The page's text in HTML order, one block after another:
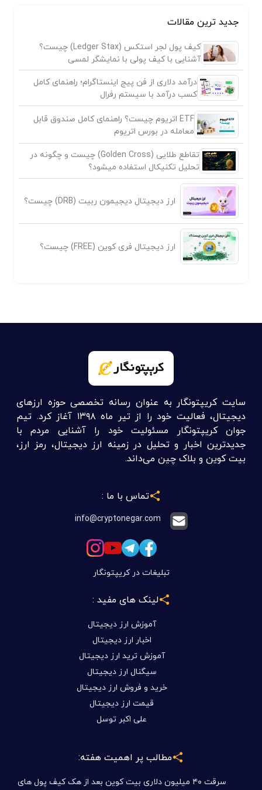
جدید ترین مقالات
کیف پول لجر استکس (Ledger Stax) چیست؟
آشنایی با کیف پولی با نمایشگر لمسی
درآمد دلاری از فن پیج اینستاگرام؛ راهنمای کامل
کسب درآمد با سیستم رفرال
ETF اتریوم چیست؟ راهنمای کامل صندوق قابل
معامله در بورس اتریوم
تقاطع طلایی (Golden Cross) چیست و چگونه در
تحلیل تکنیکال استفاده میشود؟
ارز دیجیتال دیجیمون ربیت (DRB) چیست؟
ارز دیجیتال فری کوین (FREE) چیست؟
سایت کریپتونگار به عنوان رسانه تخصصی حوزه ارزهای
دیجیتال، فعالیت خود را از تیر ماه ۱۳۹۸ آغاز کرد. تیم
جوان کریپتونگار مسئولیت خود را آشنایی مردم با
جدیدترین اخبار و تحلیل در زمینه ارز دیجیتال، رمز ارز،
بیت کوین و بلاک چین می‌داند.
تماس با ما :
info@cryptonegar.com
تبلیغات در کریپتونگار
لینک های مفید :
آموزش ارز دیجیتال
اخبار ارز دیجیتال
آموزش ترید ارز دیجیتال
سیگنال ارز دیجیتال
خرید و فروش ارز دیجیتال
قیمت ارز دیجیتال
علی اکبر توسل
مطالب پر اهمیت هفته:
سرقت ۴۰ میلیون دلاری بیت کوین بعد از هک کیف پول های